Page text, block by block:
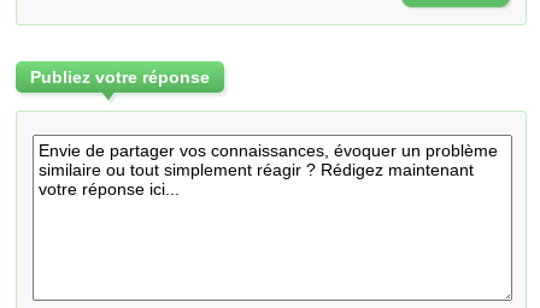
Publiez votre réponse